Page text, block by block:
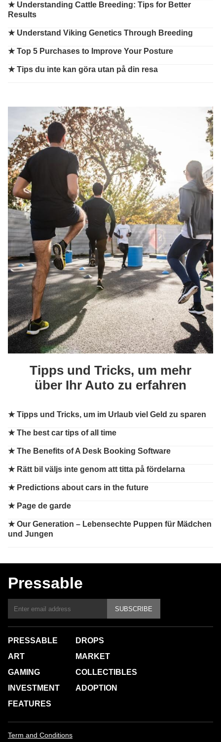
★ Understanding Cattle Breeding: Tips for Better
Results
★ Understand Viking Genetics Through Breeding
★Top 5 Purchases to Improve Your Posture
★Tips du inte kan göra utan på din resa
Tipps und Tricks, um mehr
über Ihr Auto zu erfahren
★Tipps und Tricks, um im Urlaub viel Geld zu sparen
★The best car tips of all time
★The Benefits of A Desk Booking Software
★ Rätt bil väljs inte genom att titta på fördelarna
★ Predictions about cars in the future
★ Page de garde
★Our Generation – Lebensechte Puppen für Mädchen
und Jungen
Pressable
SUBSCRIBE
PRESSABLE
ART
GAMING
INVESTMENT
FEATURES
DROPS
MARKET
COLLECTIBLES
ADOPTION
Term and Conditions